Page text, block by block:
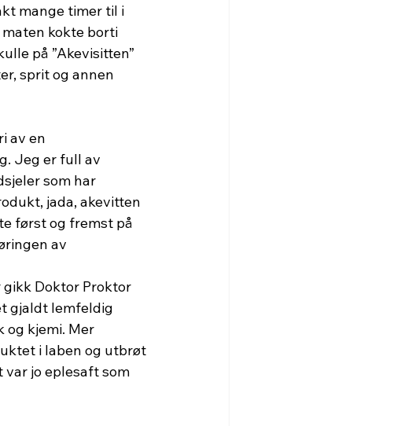
mange timer til i
kokte borti
på ”Akevisitten”
sprit og annen
av en
Jeg er full av
som har
jada, akevitten
først og fremst på
av
Doktor Proktor
gjaldt lemfeldig
og kjemi. Mer
i laben og utbrøt
var jo eplesaft som